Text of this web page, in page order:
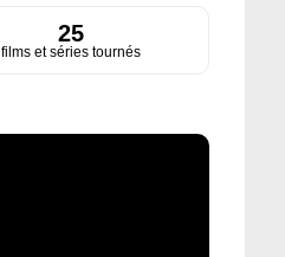
25
films et séries tournés